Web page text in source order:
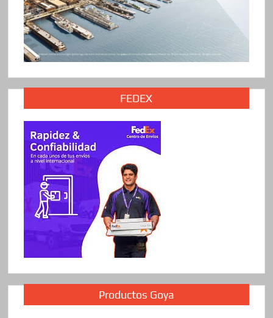
FEDEX
Productos Goya